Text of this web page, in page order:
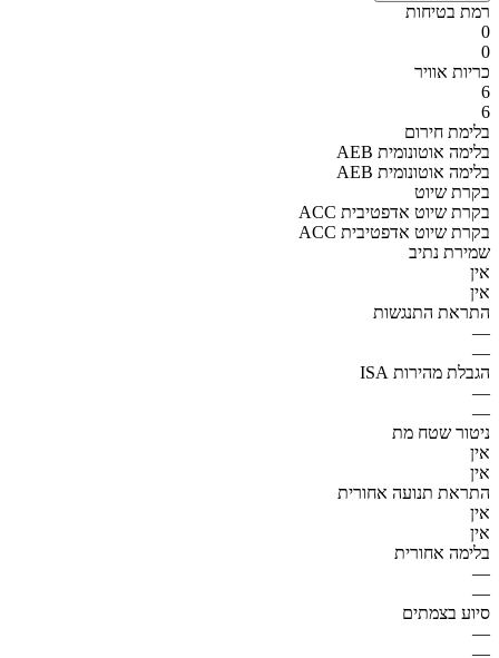
רמת בטיחות
0
0
כריות אוויר
6
6
בלימת חירום
AEB בלימה אוטונומית
AEB בלימה אוטונומית
בקרת שיוט
ACC בקרת שיוט אדפטיבית
ACC בקרת שיוט אדפטיבית
שמירת נתיב
אין
אין
התראת התנגשות
—
—
הגבלת מהירות ISA
—
—
ניטור שטח מת
אין
אין
התראת תנועה אחורית
אין
אין
בלימה אחורית
—
—
סיוע בצמתים
—
—